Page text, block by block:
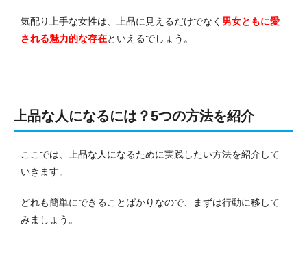
気配り上手な女性は、上品に見えるだけでなく 男女ともに愛
される魅力的な存在といえるでしょう。
上品な人になるには？5つの方法を紹介
ここでは、上品な人になるために実践したい方法を紹介して
いきます。
どれも簡単にできることばかりなので、まずは行動に移して
みましょう。